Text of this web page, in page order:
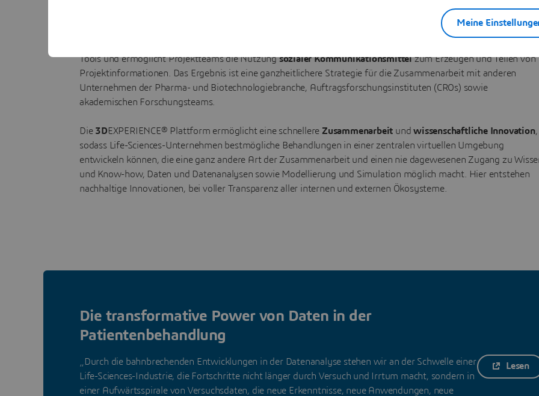
Schnellere teamorientierte und wissenschaftliche Innovation
Tools und ermöglicht Projektteams die Nutzungsozialer Kommunikationsmittelzum Erzeugen und Teilen von
Projektinformationen. Das Ergebnis ist eine ganzheitlichere Strategie für die Zusammenarbeit mit anderen
Unternehmen der Pharma- und Biotechnologiebranche, Auftragsforschungsinstituten (CROs) sowie
akademischen Forschungsteams.
Die 3DEXPERIENCE® Plattform ermöglicht eine schnellere Zusammenarbeit undwissenschaftliche Innovation,
sodass Life-Sciences-Unternehmen bestmögliche Behandlungen in einer zentralen virtuellen Umgebung
entwickeln können, die eine ganz andere Art der Zusammenarbeit und einen nie dagewesenen Zugang zu
und Know-how, Daten und Datenanalysen sowie Modellierung und Simulation möglich macht. Hier entstehen
nachhaltige Innovationen, bei voller Transparenz aller internen und externen Ökosysteme.
Die transformative Power von Daten in der
Patientenbehandlung
„Durch die bahnbrechenden Entwicklungen in der Datenanalyse stehen wir an der Schwelle einer
Life-Sciences-Industrie, die Fortschritte nicht länger durch Versuch und Irrtum macht, sondern in
einer Aufwärtsspirale von Versuchsdaten, die neue Erkenntnisse, neue Anwendungen, neue
Lesen
Meine